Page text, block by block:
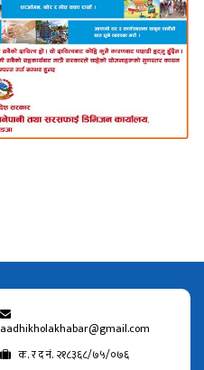
aadhikholakhabar@gmail.com
क. र द नं. २१८३६८/७५/०७६